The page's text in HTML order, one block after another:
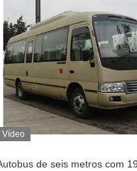
Vídeo
de seis metros com 19